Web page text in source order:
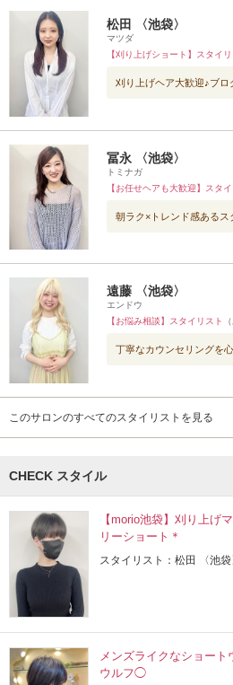
松田 〈池袋〉
マツダ
【刈り上げショート】スタイリ
刈り上げヘア大歓迎♪ブ
冨永 〈池袋〉
トミナガ
【お任せヘアも大歓迎】スタ
朝ラク×トレンド感ある
遠藤 〈池袋〉
エンドウ
【お悩み相談】スタイリスト
丁寧なカウンセリングを
このサロンのすべてのスタイリストを見る
CHECK スタイル
【morio池袋】刈り上げ
リーショート＊
スタイリスト：松田 〈池袋
メンズライクなショート
ウルフ◯